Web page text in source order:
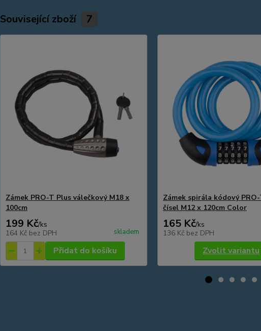
Související zboží 7
Zámek PRO-T Plus válečkový M18 x
100cm
199 Kč/ks
164 Kč bez DPH skladem
Přidat do košíku
Zámek spirála kódový
čísel M12 x 120cm Color
165 Kč/ks
136 Kč bez DPH
Zvolit variantu